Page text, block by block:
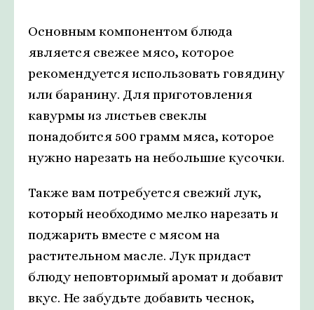
Основным компонентом блюда
является свежее мясо, которое
рекомендуется использовать говядину
или баранину. Для приготовления
кавурмы из листьев свеклы
понадобится 500 грамм мяса, которое
нужно нарезать на небольшие кусочки.
Также вам потребуется свежий лук,
который необходимо мелко нарезать и
поджарить вместе с мясом на
растительном масле. Лук придаст
блюду неповторимый аромат и добавит
вкус. Не забудьте добавить чеснок,